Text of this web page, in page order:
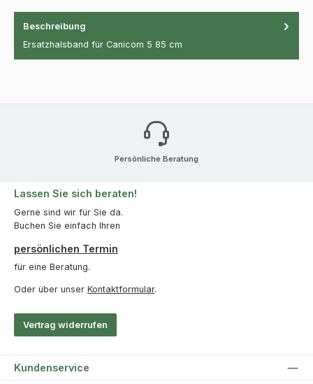
Beschreibung
Ersatzhalsband für Canicom 5 85 cm
Persönliche Beratung
Lassen Sie sich beraten!
Gerne sind wir für Sie da.
Buchen Sie einfach Ihren
persönlichen Termin
für eine Beratung.
Oder über unser Kontaktformular.
Vertrag widerrufen
Kundenservice